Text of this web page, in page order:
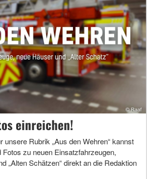
einreichen!
unsere Rubrik „Aus den Wehren“ kannst
Fotos zu neuen Einsatzfahrzeugen,
„Alten Schätzen“ direkt an die Redaktion